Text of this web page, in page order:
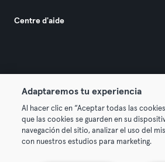
Centre d'aide
Conditions générales Politique de
Mentions légales Résilier les
Adaptaremos tu experiencia
Al hacer clic en “Aceptar todas las
que las cookies se guarden en su
navegación del sitio, analizar el uso del
con nuestros estudios para marketing.